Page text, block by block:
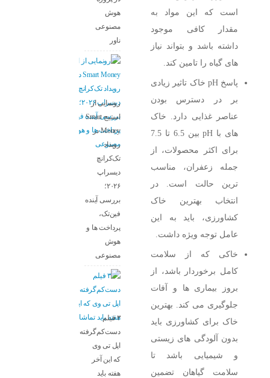
است که این مواد به
مقدار کافی موجود
داشته باشد و بتواند نیاز
های گیاه را تامین کند.
پاسخ pH خاک تاثیر زیادی
بر در دسترس بودن
عناصر غذایی دارد. خاک
‌های با pH بین 6.5 تا 7.5
برای اکثر محصولات، از
جمله زعفران، مناسب
‌ترین حالت است. در
انتخاب بهترین خاک
کشاورزی، باید به این
عامل توجه ویژه داشت.
خاکی که از سلامت
کامل برخوردار باشد، از
بروز بیماری ‌ها و آفات
جلوگیری می‌ کند. بهترین
خاک برای کشاورزی باید
بدون آلودگی ‌های زیستی
و شیمیایی باشد تا
سلامت گیاهان تضمین
هوش
مصنوعی
ناور
رونمایی از
استیج Smart
Money در
رویداد
تک‌کرانچ
دیسراپ
۲۰۲۶؛
بررسی آینده
فین‌تک،
پرداخت‌ ها و
هوش
مصنوعی
۳ فیلم
دست‌کم‌گرفته‌شده
اپل تی وی
که این آخر
هفته باید